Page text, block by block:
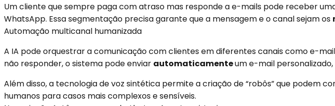
Um cliente que sempre paga com atraso mas responde a e-mails pode receber
WhatsApp. Essa segmentação precisa garante que a mensagem e o canal sejam os
Automação multicanal humanizada
A IA pode orquestrar a comunicação com clientes em diferentes canais como e-
não responder, o sistema pode enviar automaticamenteum e-mail
Além disso, a tecnologia de voz sintética permite a criação de “robôs” que podem
humanos para casos mais complexos e sensíveis.